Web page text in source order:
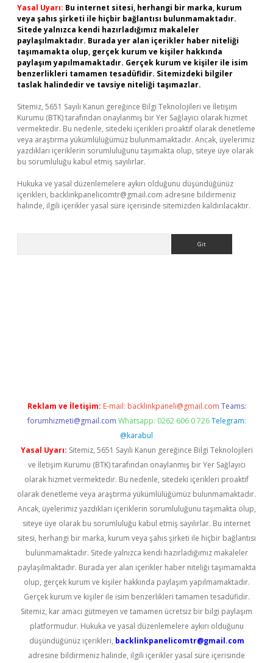
Yasal Uyarı: Bu internet sitesi, herhangi bir marka, kurum
veya şahıs şirketi ile hiçbir bağlantısı bulunmamaktadır.
Sitede yalnızca kendi hazırladığımız makaleler
paylaşılmaktadır. Burada yer alan içerikler haber niteliği
taşımamakta olup, gerçek kurum ve kişiler hakkında
paylaşım yapılmamaktadır. Gerçek kurum ve kişiler ile isim
benzerlikleri tamamen tesadüfidir. Sitemizdeki bilgiler
taslak halindedir ve tavsiye niteliği taşımazlar.
Sitemiz, 5651 Sayılı Kanun gereğince Bilgi Teknolojileri ve İletişim
Kurumu (BTK) tarafından onaylanmış bir Yer Sağlayıcı olarak hizmet
vermektedir. Bu nedenle, sitedeki içerikleri proaktif olarak denetleme
veya araştırma yükümlülüğümüz bulunmamaktadır. Ancak, üyelerimiz
yazdıkları içeriklerin sorumluluğunu taşımakta olup, siteye üye olarak
bu sorumluluğu kabul etmiş sayılırlar.
Hukuka ve yasal düzenlemelere aykırı olduğunu düşündüğünüz
içerikleri, backlinkpanelicomtr@gmail.com adresine bildirmeniz
halinde, ilgili içerikler yasal süre içerisinde sitemizden kaldırılacaktır.
Reklam ve İletişim: E-mail: backlinkpaneli@gmail.com Teams:
forumhizmeti@gmail.com Whatsapp: 0262 606 0 726 Telegram:
@karabul
Yasal Uyarı: Sitemiz, 5651 Sayılı Kanun gereğince Bilgi Teknolojileri
ve İletişim Kurumu (BTK) tarafından onaylanmış bir Yer Sağlayıcı
olarak hizmet vermektedir. Bu nedenle, sitedeki içerikleri proaktif
olarak denetleme veya araştırma yükümlülüğümüz bulunmamaktadır.
Ancak, üyelerimiz yazdıkları içeriklerin sorumluluğunu taşımakta olup,
siteye üye olarak bu sorumluluğu kabul etmiş sayılırlar. Bu internet
sitesi, herhangi bir marka, kurum veya şahıs şirketi ile hiçbir bağlantısı
bulunmamaktadır. Sitede yalnızca kendi hazırladığımız makaleler
paylaşılmaktadır. Burada yer alan içerikler haber niteliği taşımamakta
olup, gerçek kurum ve kişiler hakkında paylaşım yapılmamaktadır.
Gerçek kurum ve kişiler ile isim benzerlikleri tamamen tesadüfidir.
Sitemiz, kar amacı gütmeyen ve tamamen ücretsiz bir bilgi paylaşım
platformudur. Hukuka ve yasal düzenlemelere aykırı olduğunu
düşündüğünüz içerikleri, backlinkpanelicomtr@gmail.com
adresine bildirmeniz halinde, ilgili içerikler yasal süre içerisinde